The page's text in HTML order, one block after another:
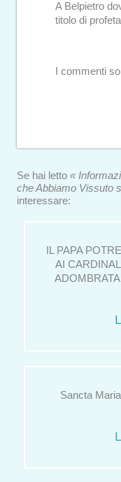
A Belpietro
titolo di
I commenti
Se hai letto «
che Abbiamo Vissuto
interessare:
IL PAPA
AI
Sancta